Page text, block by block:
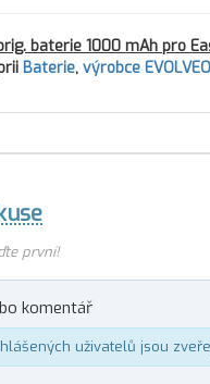
orig. baterie 1000 mAh pro
Baterie, výrobce EVOLVEO
první!
komentář
uživatelů jsou